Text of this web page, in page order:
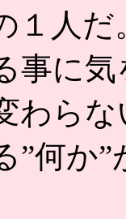
１人
事に
わら
”何か